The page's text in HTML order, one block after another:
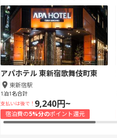
アパホテル 東新宿歌舞伎町東
東新宿駅
1泊1名合計
支払いは後で！ 9,240円~
宿泊費の5%分のポイント還元